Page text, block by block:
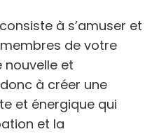
à s’amuser et
de votre
nouvelle et
à créer une
et énergique qui
et la